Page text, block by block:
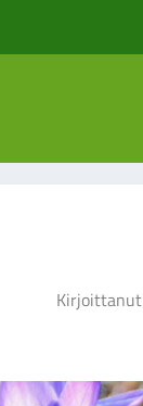
Kirjoittanut